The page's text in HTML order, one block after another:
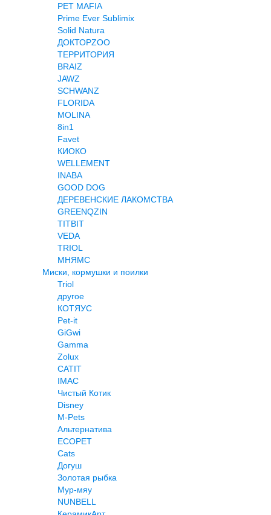
PET MAFIA
Prime Ever Sublimix
Solid Natura
ДОКТОРZOO
ТЕРРИТОРИЯ
BRAIZ
JAWZ
SCHWANZ
FLORIDA
MOLINA
8in1
Favet
КИОКО
WELLEMENT
INABA
GOOD DOG
ДЕРЕВЕНСКИЕ ЛАКОМСТВА
GREENQZIN
TITBIT
VEDA
TRIOL
МНЯМС
Миски, кормушки и поилки
Triol
другое
КОТЯУС
Pet-it
GiGwi
Gamma
Zolux
CATIT
IMAC
Чистый Котик
Disney
M-Pets
Альтернатива
ECOPET
Cats
Догуш
Золотая рыбка
Мур-мяу
NUNBELL